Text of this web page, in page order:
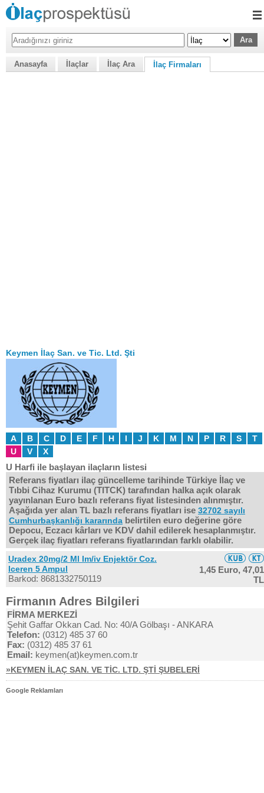
Anasayfa İlaçlar İlaç Ara İlaç Firmaları
Keymen İlaç San. ve Tic. Ltd. Şti
A B C D E F H I J K M N P R S
T
U
V X
U Harfi ile başlayan ilaçların listesi
Referans fiyatları ilaç güncelleme tarihinde Türkiye İlaç ve
Tıbbi Cihaz Kurumu (TITCK) tarafından halka açık olarak
yayınlanan Euro bazlı referans fiyat listesinden alınmıştır.
Aşağıda yer alan TL bazlı referans fiyatları ise 32702 sayılı
Cumhurbaşkanlığı kararında belirtilen euro değerine göre
Depocu, Eczacı kârları ve KDV dahil edilerek hesaplanmıştır.
Gerçek ilaç fiyatları referans fiyatlarından farklı olabilir.
Uradex 20mg/2 Ml Im/iv Enjektör Coz.
Iceren 5 Ampul
Barkod: 8681332750119
1,45 Euro, 47,01
TL
Firmanın Adres Bilgileri
FİRMA MERKEZİ
Şehit Gaffar Okkan Cad. No: 40/A Gölbaşı - ANKARA
Telefon: (0312) 485 37 60
Fax: (0312) 485 37 61
Email: keymen(at)keymen.com.tr
»KEYMEN İLAÇ SAN. VE TİC. LTD. ŞTİ ŞUBELERİ
Google Reklamları